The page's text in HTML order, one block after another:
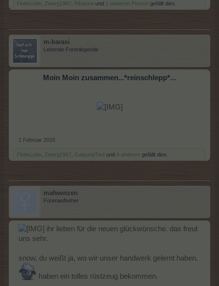
FlotteLotte Zwerg1967 Ribanna und 1 weiteren Person gefällt dies.
m-barasi
Lebende Forenlegende
Moin Moin zusammen...*reinschlepp*...
1 Februar 2015
FlotteLotte Zwerg1967 GatyundTimi und 4 anderen gefällt dies.
mafwenzen
Forenaufseher
ihr lieben für die neuen glückwünsche. das freut
uns sehr.
snow, du weißt ja, wo wir unser handwerk gelernt haben.
haben ein tolles rüstzeug bekommen.